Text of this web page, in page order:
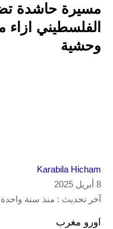
مسيرة حاشدة
الفلسطيني
وحشية
Karabila Hicham
8 أبريل 2025
آخر تحديث : منذ سنة واحدة
اورو مغرب